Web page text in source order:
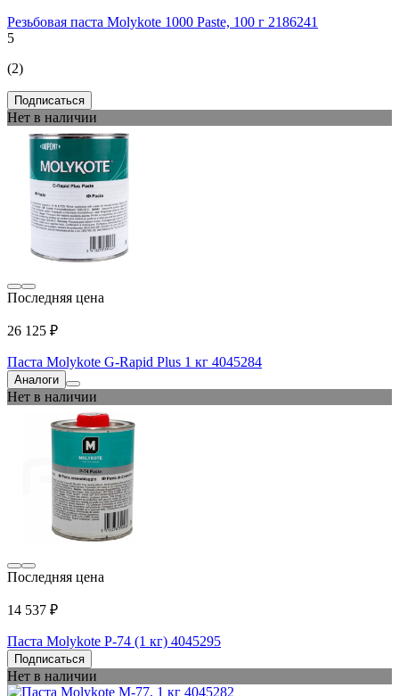
Резьбовая паста Molykote 1000 Paste, 100 г 2186241
5
(2)
Подписаться
Нет в наличии
Последняя цена
26 125 ₽
Паста Molykote G-Rapid Plus 1 кг 4045284
Аналоги
Нет в наличии
Последняя цена
14 537 ₽
Паста Molykote P-74 (1 кг) 4045295
Подписаться
Нет в наличии